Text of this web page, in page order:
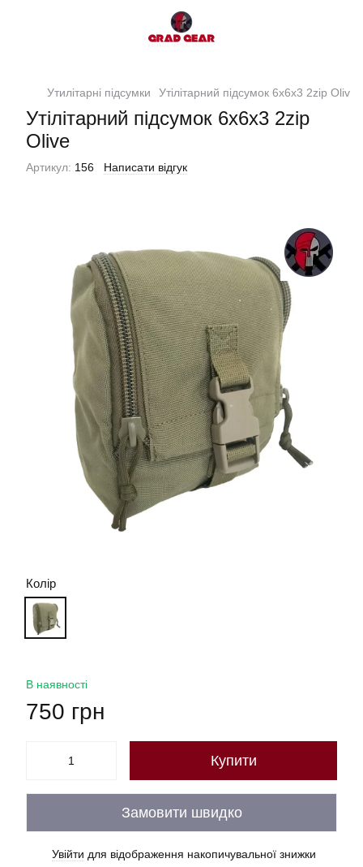
Утилітарні підсумки Утілітарний підсумок 6х6х3 2zip Olive
Утілітарний підсумок 6х6х3 2zip
Olive
Артикул: 156 Написати відгук
Колір
В наявності
750 грн
Купити
Замовити швидко
Увійти для відображення накопичувальної знижки